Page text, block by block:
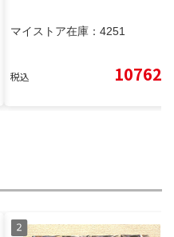
マイストア在庫： 4251
税込 10762